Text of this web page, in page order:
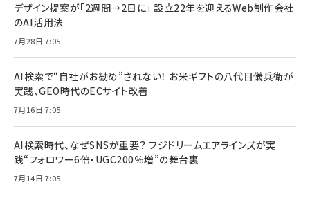
デザイン提案が「2週間→2日に」 設立22年を迎えるWeb制作会社
のAI活用法
7月28日 7:05
AI検索で“自社がお勧め”されない！ お米ギフトの八代目儀兵衛が
実践、GEO時代のECサイト改善
7月16日 7:05
AI検索時代、なぜSNSが重要？ フジドリームエアラインズが実
践“フォロワー6倍・UGC200％増”の舞台裏
7月14日 7:05